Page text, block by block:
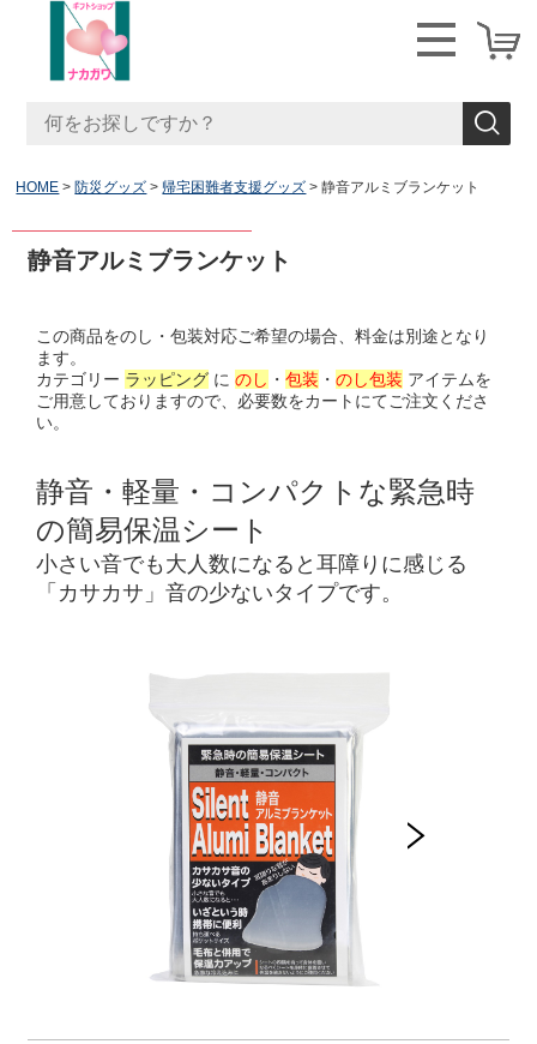
HOME 防災グッズ 帰宅困難者支援グッズ 静音アルミブランケット
静音アルミブランケット
この商品をのし・包装対応ご希望の場合、料金は別途となり
ます。
カテゴリー ラッピング に のし ・ 包装 ・ のし包装 アイテムを
ご用意しておりますので、必要数をカートにてご注文くださ
い。
静音・軽量・コンパクトな緊急時
の簡易保温シート
小さい音でも大人数になると耳障りに感じる
「カサカサ」音の少ないタイプです。